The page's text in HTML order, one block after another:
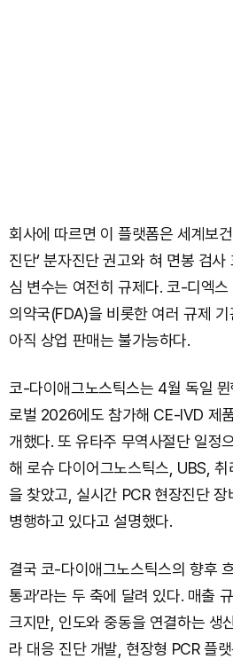
회사에 따르면 이 플랫폼은 세계보
진단’ 분자진단 권고와 혀 면봉 검
심 변수는 여전히 규제다. 코-디엑
의약국(FDA)을 비롯한 여러 규제 기
아직 상업 판매는 불가능하다.
코-다이애그노스틱스는 4월 독일
로벌 2026에도 참가해 CE-IVD 제
개했다. 또 유타주 무역사절단 일정
해 로슈 다이어그노스틱스, UBS,
을 찾았고, 실시간 PCR 현장진단
병행하고 있다고 설명했다.
결국 코-다이애그노스틱스의 향후 흐
통과’라는 두 축에 달려 있다. 매출
크지만, 인도와 중동을 연결하는 생
라 대응 진단 개발, 현장형 PCR 플